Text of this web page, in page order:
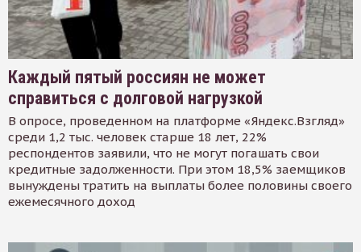
Каждый пятый россиян не может
справиться с долговой нагрузкой
В опросе, проведенном на платформе «Яндекс.Взгляд»
среди 1,2 тыс. человек старше 18 лет, 22%
респондентов заявили, что не могут погашать свои
кредитные задолженности. При этом 18,5% заемщиков
вынуждены тратить на выплаты более половины своего
ежемесячного доход